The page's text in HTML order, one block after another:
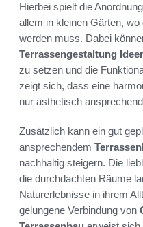
Hierbei spielt die
allem in kleinen Gärten,
werden muss. Dabei
Terrassengestaltung
zu setzen und die
zeigt sich, dass eine
nur ästhetisch
Zusätzlich kann ein gut
ansprechendem
nachhaltig steigern. Die
die durchdachten Räume
Naturerlebnisse in ihrem
gelungene Verbindung von